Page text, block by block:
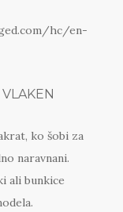
hc/en-
ko šobi za
naravnani.
ali bunkice